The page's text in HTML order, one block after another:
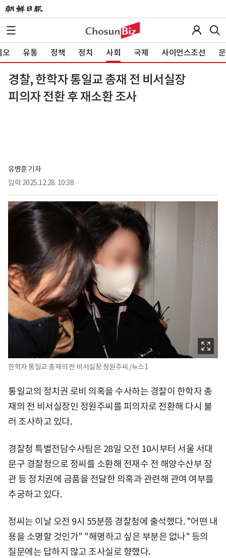
오 유통 정책 정치 사회 국제 사이언스조선
경찰, 한학자 통일교 총재 전 비서실장
피의자 전환 후 재소환 조사
유병훈 기자
입력 2025.12.28. 10:38
한학자 통일교 총재의 전 비서실장 정원주씨 /뉴스1
통일교의 정치권 로비 의혹을 수사하는 경찰이 한학자 총
재의 전 비서실장인 정원주씨를 피의자로 전환해 다시 불
러 조사하고 있다.
경찰청 특별전담수사팀은 28일 오전 10시부터 서울 서대
문구 경찰청으로 정씨를 소환해 전재수 전 해양수산부 장
관 등 정치권에 금품을 전달한 의혹과 관련해 관여 여부를
추궁하고 있다.
정씨는 이날 오전 9시 55분쯤 경찰청에 출석했다. "어떤 내
용을 소명할 것인가" "해명하고 싶은 부분은 없나" 등의
질문에는 답하지 않고 조사실로 향했다.